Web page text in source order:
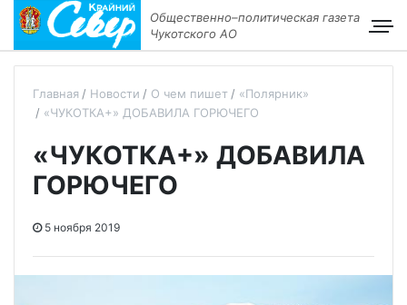
Общественно–политическая газета
Чукотского АО
Главная Новости О чем пишет
«Полярник»
«ЧУКОТКА+» ДОБАВИЛА ГОРЮЧЕГО
«ЧУКОТКА+» ДОБАВИЛА
ГОРЮЧЕГО
5 ноября 2019